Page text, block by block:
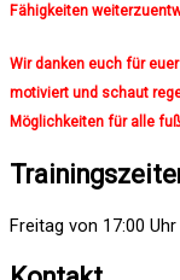
Fähigkeiten
Wir danken euch für
motiviert und schaut
Möglichkeiten für alle
Freitag von 17:00